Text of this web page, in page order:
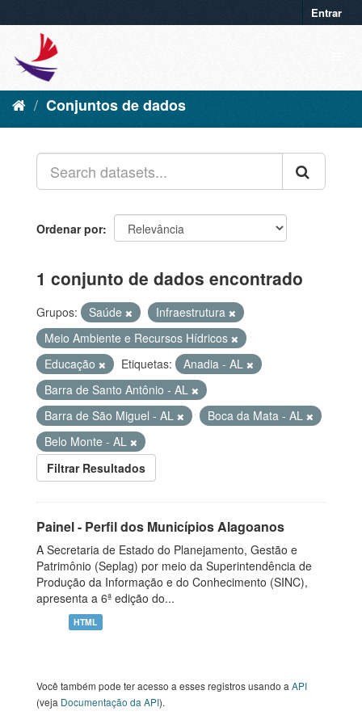
Entrar
Conjuntos de dados
Ordenar por
1 conjunto de dados encontrado
Grupos: Saúde
Infraestrutura
Meio Ambiente e Recursos Hídricos
Educação
Etiquetas:
Anadia - AL
Barra de Santo Antônio - AL
Barra de São Miguel - AL
Boca da Mata - AL
Belo Monte - AL
Filtrar Resultados
Painel - Perfil dos Municípios Alagoanos
A Secretaria de Estado do Planejamento, Gestão e
Patrimônio (Seplag) por meio da Superintendência de
Produção da Informação e do Conhecimento (SINC),
apresenta a 6ª edição do...
HTML
Você também pode ter acesso a esses registros usando a API
(veja Documentação da API).